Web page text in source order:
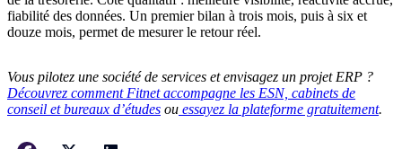
fiabilité des données. Un premier bilan à trois mois, puis à six et
douze mois, permet de mesurer le retour réel.
Vous pilotez une société de services et envisagez un projet ERP ?
Découvrez comment Fitnet accompagne les ESN, cabinets de
conseil et bureaux d’études ou essayez la plateforme gratuitement.